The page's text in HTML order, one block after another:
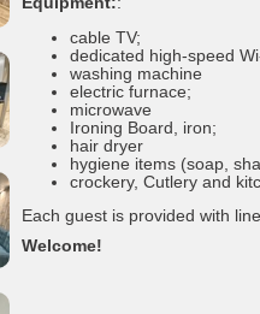
cable TV;
dedicated high-speed
washing machine
electric furnace;
microwave
Ironing Board, iron;
hair dryer
hygiene items (soap,
crockery, Cutlery and
Each guest is provided with
Welcome!